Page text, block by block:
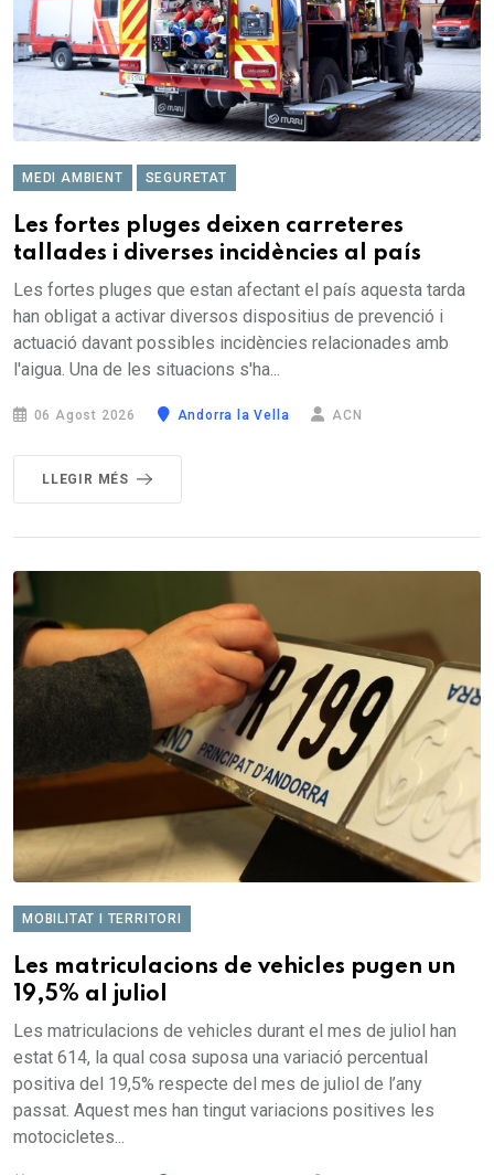
MEDI AMBIENT SEGURETAT
Les fortes pluges deixen carreteres
tallades i diverses incidències al país
Les fortes pluges que estan afectant el país aquesta tarda
han obligat a activar diversos dispositius de prevenció i
actuació davant possibles incidències relacionades amb
l'aigua. Una de les situacions s'ha...
06 Agost 2026 Andorra la Vella ACN
LLEGIR MÉS
MOBILITAT I TERRITORI
Les matriculacions de vehicles pugen un
19,5% al juliol
Les matriculacions de vehicles durant el mes de juliol han
estat 614, la qual cosa suposa una variació percentual
positiva del 19,5% respecte del mes de juliol de l’any
passat. Aquest mes han tingut variacions positives les
motocicletes...